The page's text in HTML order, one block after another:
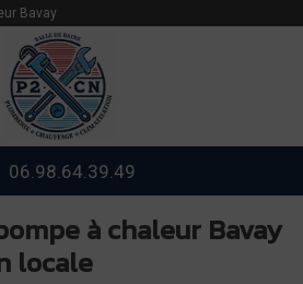
Bavay
06.98.64.39.49
à chaleur Bavay
locale